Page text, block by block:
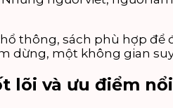
thông, sách phù hợp
dừng, một không gian
lõi và ưu điểm